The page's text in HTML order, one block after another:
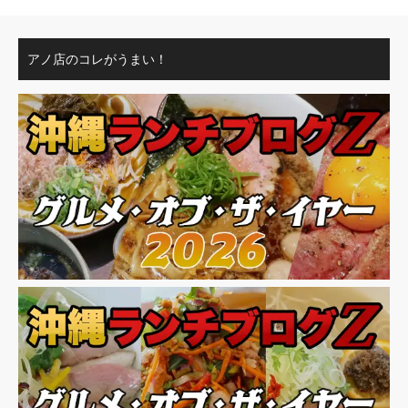
アノ店のコレがうまい！